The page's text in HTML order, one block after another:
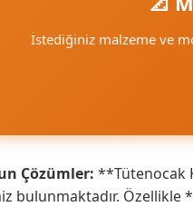
İstediğiniz malzeme ve
Çözümler: **Tütenocak
bulunmaktadır.